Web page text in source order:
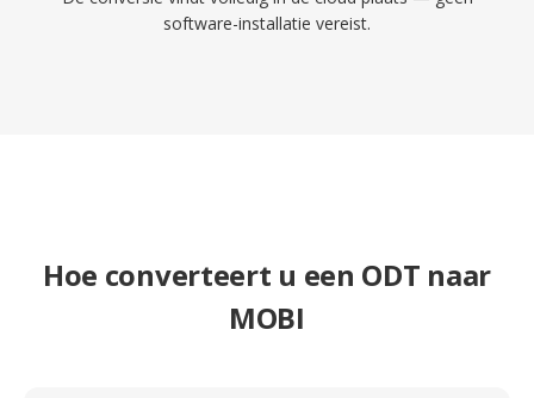
software-installatie vereist.
Hoe converteert u een ODT naar
MOBI